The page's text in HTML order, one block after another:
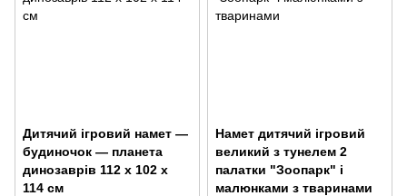
Дитячий ігровий намет —
будиночок — планета
динозаврів 112 х 102 х
114 см
Намет дитячий ігровий
великий з тунелем 2
палатки "Зоопарк" і
малюнками з тваринами